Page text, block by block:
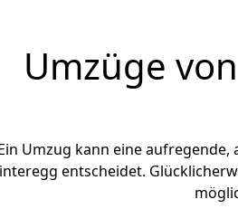
Umzüge
Umzug kann eine aufregende,
entscheidet.